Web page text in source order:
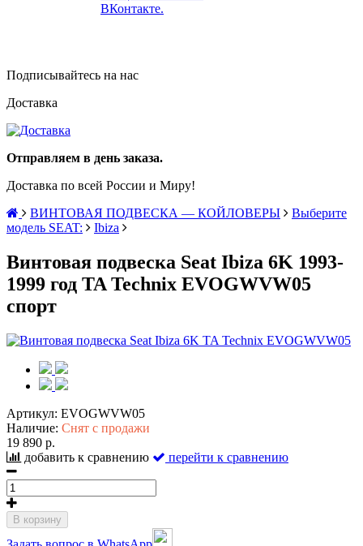
Подписывайтесь на нас
Доставка
Отправляем в день заказа.
Доставка по всей России и Миру!
ВИНТОВАЯ ПОДВЕСКА — КОЙЛОВЕРЫ
Выберите
модель SEAT:
Ibiza
Винтовая подвеска Seat Ibiza 6K 1993-
1999 год TA Technix EVOGWVW05
спорт
Артикул: EVOGWVW05
Наличие: Снят с продажи
19 890 р.
добавить к сравнению
перейти к сравнению
В корзину